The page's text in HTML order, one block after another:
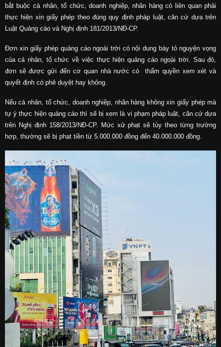
bắt buộc cá nhân, tổ chức, doanh nghiệp, nhãn hàng có liên quan phải
thực hiện xin giấy phép theo đúng quy định pháp luật, căn cứ dựa trên
Luật Quảng cáo và Nghị định 181/2013/NĐ-CP.
Đơn xin giấy phép quảng cáo ngoài trời có nội dung bày tỏ nguyện vọng
của cá nhân, tổ chức về việc thực hiện quảng cáo ngoài trời. Sau đó,
đơn sẽ được gửi đến cơ quan nhà nước có thẩm quyền xem xét và
quyết định có phê duyệt hay không.
Nếu cá nhân, tổ chức, doanh nghiệp, nhãn hàng không xin giấy phép mà
tự ý thực hiện quảng cáo thì sẽ bị xem là vi phạm pháp luật, căn cứ dựa
trên Nghị định 158/2013/NĐ-CP. Mức xử phạt sẽ tùy theo từng trường
hợp, thường sẽ bị phạt tiền từ 5.000.000 đồng đến 40.000.000 đồng.